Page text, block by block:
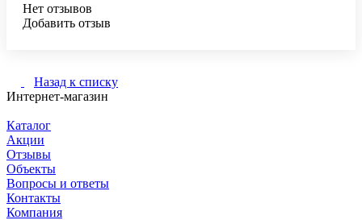
Нет отзывов
Добавить отзыв
Назад к списку
Интернет-магазин
Каталог
Акции
Отзывы
Объекты
Вопросы и ответы
Контакты
Компания